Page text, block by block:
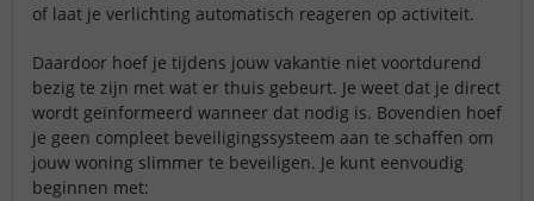
of laat je verlichting automatisch reageren op activiteit.
Daardoor hoef je tijdens jouw vakantie niet voortdurend
bezig te zijn met wat er thuis gebeurt. Je weet dat je direct
wordt geïnformeerd wanneer dat nodig is. Bovendien hoef
je geen compleet beveiligingssysteem aan te schaffen om
jouw woning slimmer te beveiligen. Je kunt eenvoudig
beginnen met: